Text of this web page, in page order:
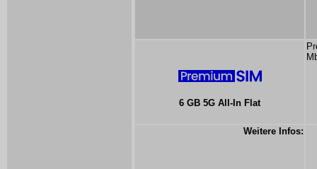
6 GB 5G All-In Flat
Weitere Infos: